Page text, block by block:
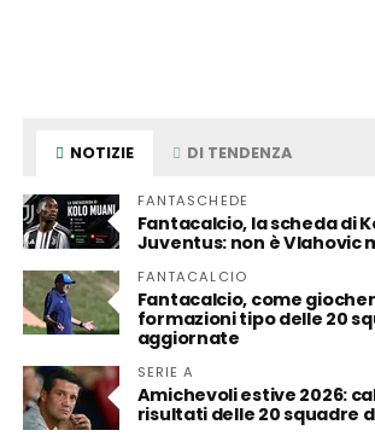
NOTIZIE DI TENDENZA
FANTASCHEDE
Fantacalcio, la scheda di
Juventus: non è Vlahovic
FANTACALCIO
Fantacalcio, come
formazioni tipo delle 20
aggiornate
SERIE A
Amichevoli estive 2026:
risultati delle 20 squadre